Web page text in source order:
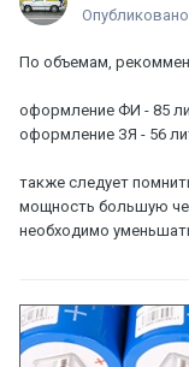
Опубликовано
По объемам,
оформление ФИ - 85
оформление ЗЯ - 56
также следует
мощность большую
необходимо